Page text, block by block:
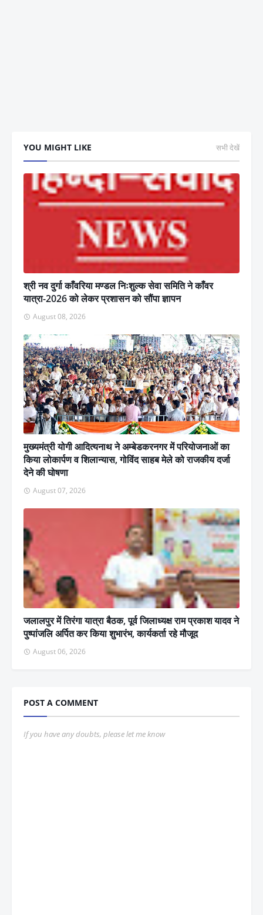
YOU MIGHT LIKE सभी देखें
श्री नव दुर्गा काँवरिया मण्डल निःशुल्क सेवा समिति ने काँवर
यात्रा-2026 को लेकर प्रशासन को सौंपा ज्ञापन
August 08, 2026
मुख्यमंत्री योगी आदित्यनाथ ने अम्बेडकरनगर में परियोजनाओं का
किया लोकार्पण व शिलान्यास, गोविंद साहब मेले को राजकीय दर्जा
देने की घोषणा
August 07, 2026
जलालपुर में तिरंगा यात्रा बैठक, पूर्व जिलाध्यक्ष राम प्रकाश यादव ने
पुष्पांजलि अर्पित कर किया शुभारंभ, कार्यकर्ता रहे मौजूद
August 06, 2026
POST A COMMENT
If you have any doubts, please let me know